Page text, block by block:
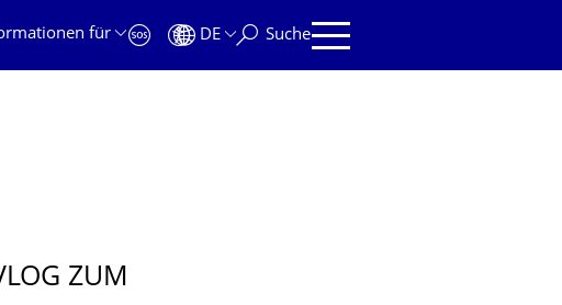
für
DE Suche
ZUM